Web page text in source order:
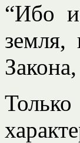
“Ибо
земля,